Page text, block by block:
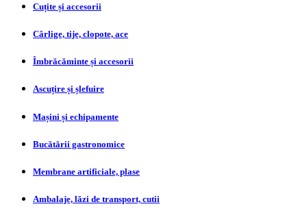
Cuțite și accesorii
Cârlige, tije, clopote, ace
Îmbrăcăminte și accesorii
Ascuțire și șlefuire
Mașini și echipamente
Bucătării gastronomice
Membrane artificiale, plase
Ambalaje, lăzi de transport, cutii